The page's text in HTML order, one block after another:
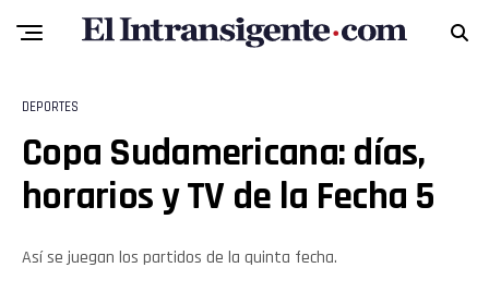
DEPORTES
Copa Sudamericana: días,
horarios y TV de la Fecha 5
Así se juegan los partidos de la quinta fecha.